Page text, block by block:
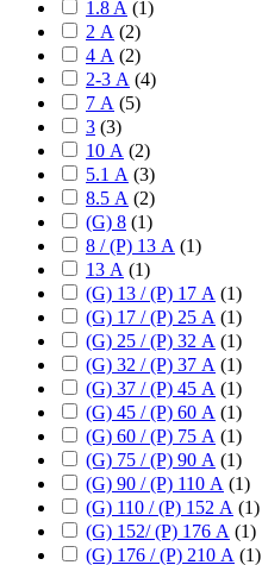
1.8 A (1)
2 А (2)
4 А (2)
2-3 А (4)
7 А (5)
3 (3)
10 А (2)
5.1 А (3)
8.5 А (2)
(G) 8 (1)
8 / (P) 13 А (1)
13 А (1)
(G) 13 / (P) 17 А (1)
(G) 17 / (P) 25 А (1)
(G) 25 / (P) 32 А (1)
(G) 32 / (P) 37 А (1)
(G) 37 / (P) 45 А (1)
(G) 45 / (P) 60 А (1)
(G) 60 / (P) 75 А (1)
(G) 75 / (P) 90 А (1)
(G) 90 / (P) 110 А (1)
(G) 110 / (P) 152 А (1)
(G) 152/ (P) 176 А (1)
(G) 176 / (P) 210 А (1)